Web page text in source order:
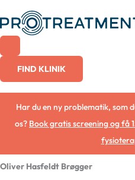
til
indholdet
FIND KLINIK
Har du en ny problematik, som
os? Book gratis screening og få
Oliver Hasfeldt Brøgger